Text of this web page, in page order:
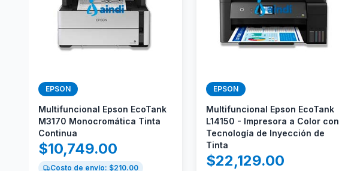
EPSON
Multifuncional Epson EcoTank
M3170 Monocromática Tinta
Continua
$10,749.00
Costo de envío: $210.00
EPSON
Multifuncional Epson EcoTank
L14150 - Impresora a Color con
Tecnología de Inyección de
Tinta
$22,129.00